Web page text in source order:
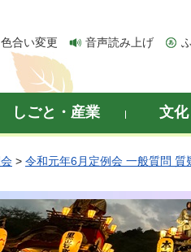
合い変更 音声読み上げ
しごと・産業 文
> 令和元年6月定例会 一般質問 質